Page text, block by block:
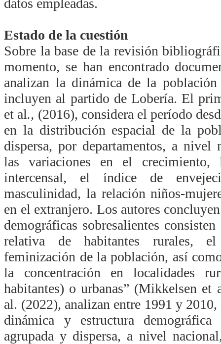
Estado de la cuestión
Sobre la base de la revisión
momento, se han encontrado
analizan la dinámica de la
incluyen al partido de Lobería. El
et al., (2016), considera el período
en la distribución espacial de la
dispersa, por departamentos, a nivel
las variaciones en el crecimiento,
intercensal, el índice de
masculinidad, la relación niños-
en el extranjero. Los autores
demográficas sobresalientes
relativa de habitantes rurales,
feminización de la población, así
la concentración en localidades
habitantes) o urbanas” (Mikkelsen
al. (2022), analizan entre 1991 y
dinámica y estructura
agrupada y dispersa, a nivel